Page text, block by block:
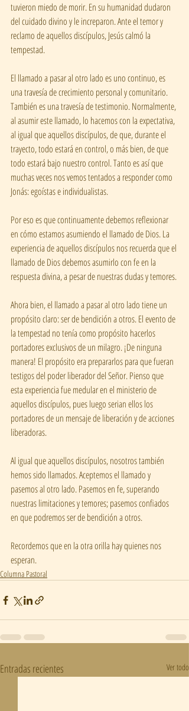
tuvieron miedo de morir. En su humanidad dudaron
del cuidado divino y le increparon. Ante el temor y
reclamo de aquellos discípulos, Jesús calmó la
tempestad.
El llamado a pasar al otro lado es uno continuo, es
una travesía de crecimiento personal y comunitario.
También es una travesía de testimonio. Normalmente,
al asumir este llamado, lo hacemos con la expectativa,
al igual que aquellos discípulos, de que, durante el
trayecto, todo estará en control, o más bien, de que
todo estará bajo nuestro control. Tanto es así que
muchas veces nos vemos tentados a responder como
Jonás: egoístas e individualistas.
Por eso es que continuamente debemos reflexionar
en cómo estamos asumiendo el llamado de Dios. La
experiencia de aquellos discípulos nos recuerda que el
llamado de Dios debemos asumirlo con fe en la
respuesta divina, a pesar de nuestras dudas y temores.
Ahora bien, el llamado a pasar al otro lado tiene un
propósito claro: ser de bendición a otros. El evento de
la tempestad no tenía como propósito hacerlos
portadores exclusivos de un milagro. ¡De ninguna
manera! El propósito era prepararlos para que fueran
testigos del poder liberador del Señor. Pienso que
esta experiencia fue medular en el ministerio de
aquellos discípulos, pues luego serian ellos los
portadores de un mensaje de liberación y de acciones
liberadoras.
Al igual que aquellos discípulos, nosotros también
hemos sido llamados. Aceptemos el llamado y
pasemos al otro lado. Pasemos en fe, superando
nuestras limitaciones y temores; pasemos confiados
en que podremos ser de bendición a otros.
Recordemos que en la otra orilla hay quienes nos
esperan.
Columna Pastoral
Entradas recientes Ver todo